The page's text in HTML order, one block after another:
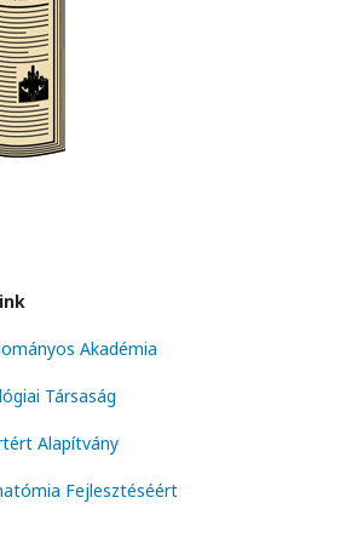
Akadémia
Társaság
Alapítvány
Fejlesztéséért